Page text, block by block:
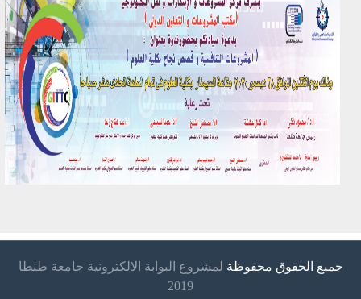
جميع الحقوق محفوظة لمشروع البوابة الالكترونية جامعة طنطا
2019